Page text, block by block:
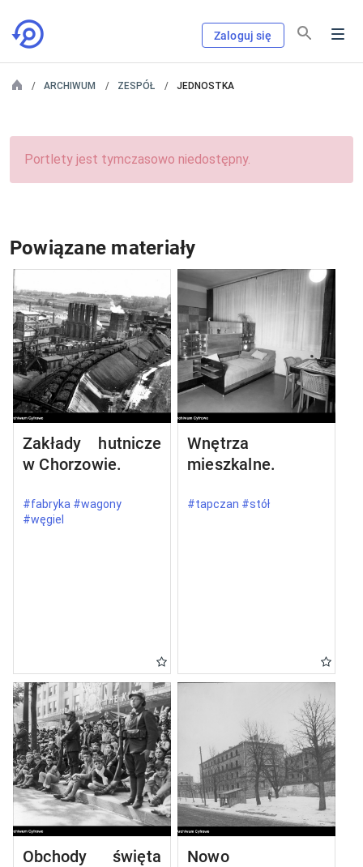
Zaloguj się
ARCHIWUM ZESPÓŁ JEDNOSTKA
Portlety jest tymczasowo niedostępny.
Powiązane materiały
Zakłady hutnicze
w Chorzowie.
#fabryka #wagony
#węgiel
Wnętrza
mieszkalne.
#tapczan #stół
Obchody święta
Nowo